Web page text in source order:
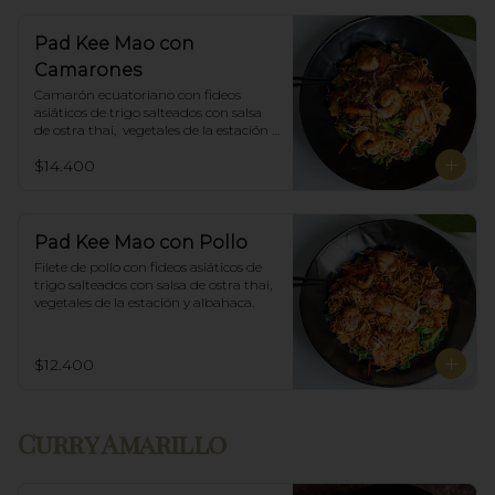
Pad Kee Mao con
Camarones
Camarón ecuatoriano con fideos
asiáticos de trigo salteados con salsa
de ostra thai,  vegetales de la estación y
$14.400
Pad Kee Mao con Pollo
Filete de pollo con fideos asiáticos de
trigo salteados con salsa de ostra thai,
vegetales de la estación y albahaca.
$12.400
Curry Amarillo